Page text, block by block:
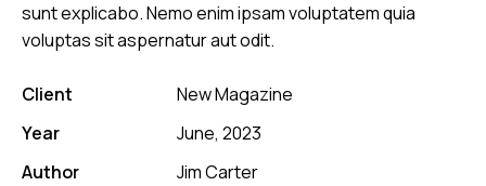
sunt explicabo. Nemo enim ipsam voluptatem quia
voluptas sit aspernatur aut odit.
Client
New Magazine
Year
June, 2023
Author
Jim Carter